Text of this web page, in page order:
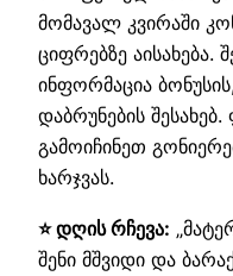
მომავალ კვირაში
ციფრებზე
ინფორმაცია
დაბრუნების
გამოიჩინეთ
ხარჯვას.
⭐ დღის რჩევა:
შენი მშვიდი და